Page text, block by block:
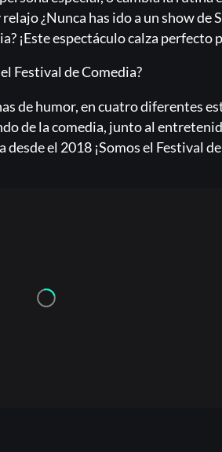
¿Nunca has ido a un show de
¡Este espectáculo calza perfecto
Festival de Comedia?
de humor, en cuatro diferentes
de la comedia, junto al
el 2018 ¡Somos el Festival
Registrarse